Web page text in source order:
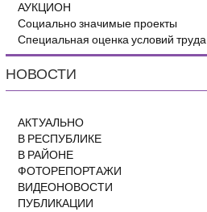
АУКЦИОН
Социально значимые проекты
Специальная оценка условий труда
НОВОСТИ
АКТУАЛЬНО
В РЕСПУБЛИКЕ
В РАЙОНЕ
ФОТОРЕПОРТАЖИ
ВИДЕОНОВОСТИ
ПУБЛИКАЦИИ